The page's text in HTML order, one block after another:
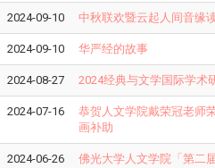
2024-09-10 中秋联欢暨云起人间音缘
2024-09-10 华严经的故事
2024-08-27 2024经典与文学国际学术
2024-07-16
恭贺人文学院戴荣冠老师
画补助
2024-06-26 佛光大学人文学院「 第二